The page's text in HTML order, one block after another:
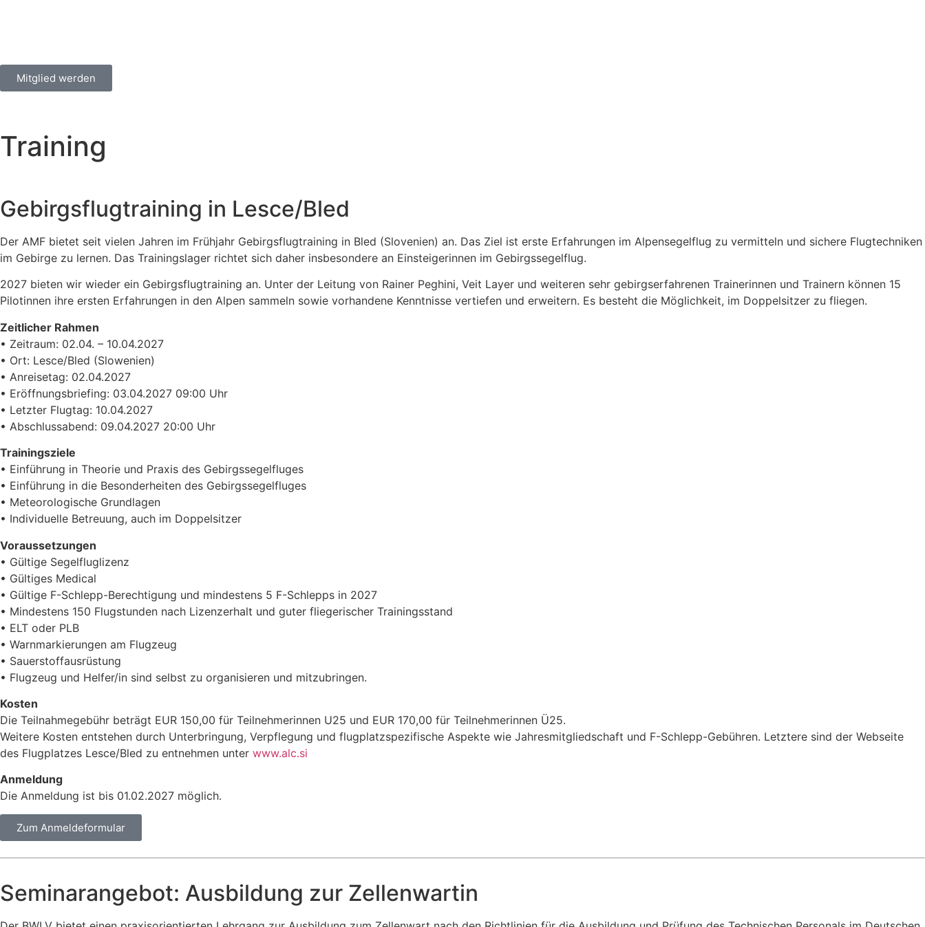
Mitglied werden
Training
Gebirgsflugtraining in Lesce/Bled
Der AMF bietet seit vielen Jahren im Frühjahr Gebirgsflugtraining in Bled (Slovenien) an. Das Ziel ist erste Erfahrungen im Alpensegelflug zu vermitteln und sichere Flugtechniken
im Gebirge zu lernen. Das Trainingslager richtet sich daher insbesondere an Einsteigerinnen im Gebirgssegelflug.
2027 bieten wir wieder ein Gebirgsflugtraining an. Unter der Leitung von Rainer Peghini, Veit Layer und weiteren sehr gebirgserfahrenen Trainerinnen und Trainern können 15
Pilotinnen ihre ersten Erfahrungen in den Alpen sammeln sowie vorhandene Kenntnisse vertiefen und erweitern. Es besteht die Möglichkeit, im Doppelsitzer zu fliegen.
Zeitlicher Rahmen
• Zeitraum: 02.04. – 10.04.2027
• Ort: Lesce/Bled (Slowenien)
• Anreisetag: 02.04.2027
• Eröffnungsbriefing: 03.04.2027 09:00 Uhr
• Letzter Flugtag: 10.04.2027
• Abschlussabend: 09.04.2027 20:00 Uhr
Trainingsziele
• Einführung in Theorie und Praxis des Gebirgssegelfluges
• Einführung in die Besonderheiten des Gebirgssegelfluges
• Meteorologische Grundlagen
• Individuelle Betreuung, auch im Doppelsitzer
Voraussetzungen
• Gültige Segelfluglizenz
• Gültiges Medical
• Gültige F-Schlepp-Berechtigung und mindestens 5 F-Schlepps in 2027
• Mindestens 150 Flugstunden nach Lizenzerhalt und guter fliegerischer Trainingsstand
• ELT oder PLB
• Warnmarkierungen am Flugzeug
• Sauerstoffausrüstung
• Flugzeug und Helfer/in sind selbst zu organisieren und mitzubringen.
Kosten
Die Teilnahmegebühr beträgt EUR 150,00 für Teilnehmerinnen U25 und EUR 170,00 für Teilnehmerinnen Ü25.
Weitere Kosten entstehen durch Unterbringung, Verpflegung und flugplatzspezifische Aspekte wie Jahresmitgliedschaft und F-Schlepp-Gebühren. Letztere sind der Webseite
des Flugplatzes Lesce/Bled zu entnehmen unter www.alc.si
Anmeldung
Die Anmeldung ist bis 01.02.2027 möglich.
Zum Anmeldeformular
Seminarangebot: Ausbildung zur Zellenwartin